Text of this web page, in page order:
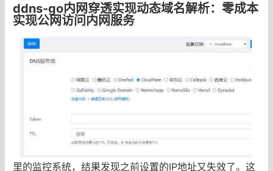
ddns-go内网穿透实现动态域名解析：零成本
实现公网访问内网服务
里的监控系统，结果发现之前设置的IP地址又失效了。这